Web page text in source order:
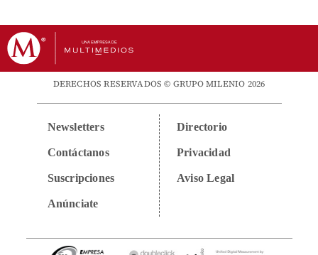
DERECHOS RESERVADOS © GRUPO MILENIO 2026
Newsletters
Contáctanos
Suscripciones
Anúnciate
Directorio
Privacidad
Aviso Legal